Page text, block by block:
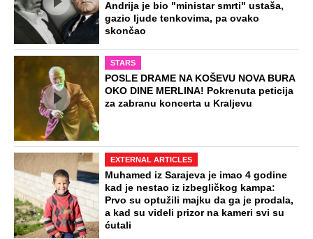
Andrija je bio "ministar smrti" ustaša,
gazio ljude tenkovima, pa ovako
skončao
STARS
POSLE DRAME NA KOŠEVU NOVA BURA
OKO DINE MERLINA! Pokrenuta peticija
za zabranu koncerta u Kraljevu
EXTERNAL ARTICLES
Muhamed iz Sarajeva je imao 4 godine
kad je nestao iz izbegličkog kampa:
Prvo su optužili majku da ga je prodala,
a kad su videli prizor na kameri svi su
ćutali